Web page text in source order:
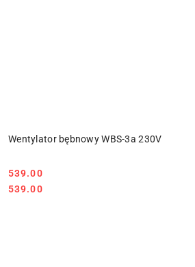
Wentylator bębnowy WBS-3a 230V
Cena:
539.00
Cena:
539.00